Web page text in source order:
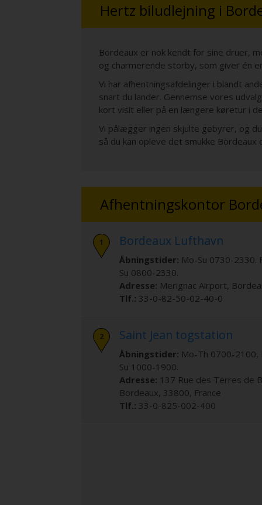
Hertz biludlejning i
Bordeaux er nok kendt for sine druer,
og charmerende storby, som giver én
Vi har afhentningsafdelinger i blandt
snart du lander. Gennemse vores
kort visit eller på en længere køretur i
Vi pålægger ingen skjulte gebyrer, og
så du kan opleve det smukke
Afhentningskontor
Bordeaux Lufthavn
Åbningstider: Mo-Su 0730-2330.
Su 0800-2330.
Adresse: Merignac Airport,
Tlf.: 33-0-82-50-02-40-0
Saint Jean togstation
Åbningstider: Mo-Th 0700-2100,
Su 1000-1900.
Adresse: 137 Rue des Terres de
Bordeaux, 33800, France
Tlf.: 33-0-825-002-400